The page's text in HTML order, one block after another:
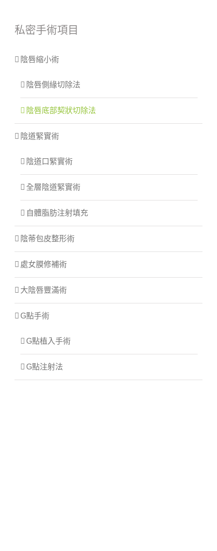
私密手術項目
陰唇縮小術
陰唇側緣切除法
陰唇底部契狀切除法
陰道緊實術
陰道口緊實術
全層陰道緊實術
自體脂肪注射填充
陰蒂包皮整形術
處女膜修補術
大陰唇豐滿術
G點手術
G點植入手術
G點注射法